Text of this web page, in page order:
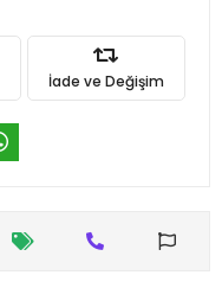
İade ve Değişim